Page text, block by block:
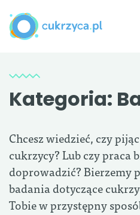
Kategoria:
Chcesz wiedzieć, czy
cukrzycy? Lub czy praca
doprowadzić? Bierzemy
badania dotyczące
Tobie w przystępny